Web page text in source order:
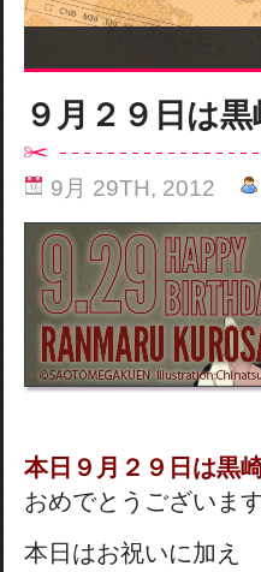
９月２９日は
9月 29TH, 2012
本日９月２９日は黒
おめでとうございます
本日はお祝いに加え